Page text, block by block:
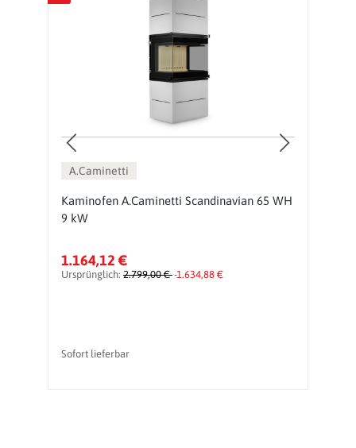
A.Caminetti
Kaminofen A.Caminetti Scandinavian 65 WH
9 kW
1.164,12 €
Ursprünglich: 2.799,00 €-1.634,88 €
Sofort lieferbar